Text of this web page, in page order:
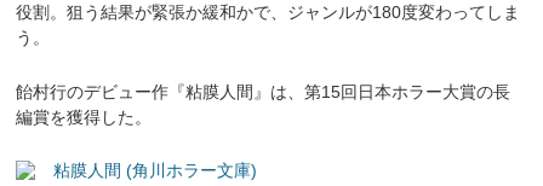
役割。狙う結果が緊張か緩和かで、ジャンルが180度変わってしま
う。
飴村行のデビュー作『粘膜人間』は、第15回日本ホラー大賞の長
編賞を獲得した。
粘膜人間 (角川ホラー文庫)